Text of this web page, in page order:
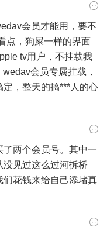
会员才能用，要不
点，狗屎一样的界面
tv用户，不挂载我
会员专属挂载，
，整天的搞***人的心
两个会员号。其中一
见过这么过河拆桥
花钱来给自己添堵真